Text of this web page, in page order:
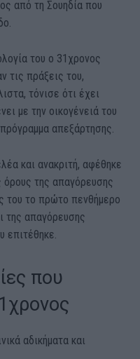
από τη Σουηδία που
του ο 31χρονος
τις πράξεις του,
τόνισε ότι έχει
με την οικογένειά του
απεξάρτησης.
και ανακριτή, αφέθηκε
όρους της απαγόρευσης
του το πρώτο πενθήμερο
της απαγόρευσης
επιτέθηκε.
που
αδικήματα και